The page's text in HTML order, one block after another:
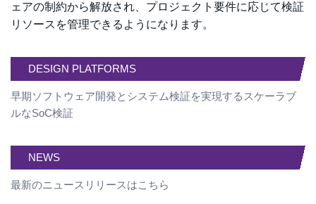
ェアの制約から解放され、プロジェクト要件に応じて検証
リソースを管理できるようになります。
DESIGN PLATFORMS
早期ソフトウェア開発とシステム検証を実現するスケーラブ
ルなSoC検証
NEWS
最新のニュースリリースはこちら